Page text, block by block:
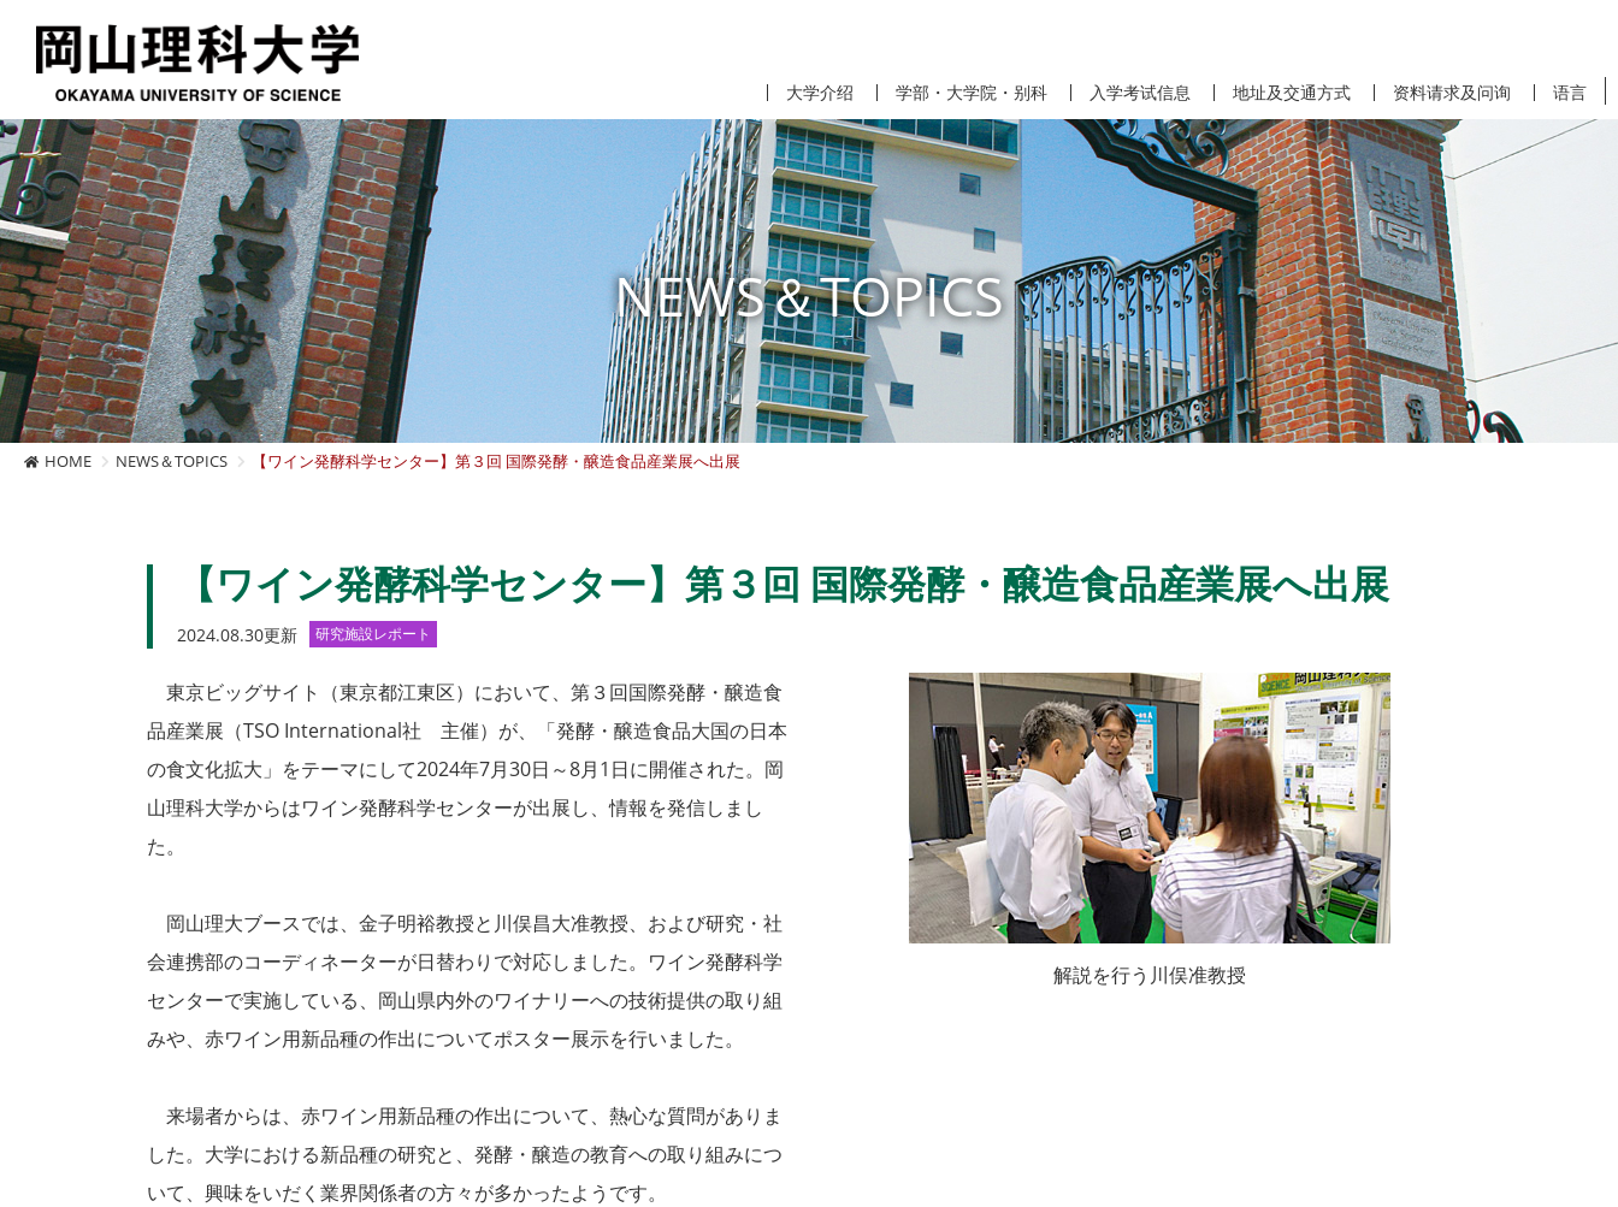
大学介绍 学部・大学院・别科 入学考试信息 地址及交通方式 资料请求及问询 语言
NEWS＆TOPICS
HOME NEWS＆TOPICS 【ワイン発酵科学センター】第３回 国際発酵・醸造食品産業展へ出展
【ワイン発酵科学センター】第３回 国際発酵・醸造食品産業展へ出展
2024.08.30更新 研究施設レポート
解説を行う川俣准教授
東京ビッグサイト（東京都江東区）において、第３回国際発酵・醸造食
品産業展（TSO International社 主催）が、「発酵・醸造食品大国の日本
の食文化拡大」をテーマにして2024年7月30日～8月1日に開催された。岡
山理科大学からはワイン発酵科学センターが出展し、情報を発信しまし
た。
岡山理大ブースでは、金子明裕教授と川俣昌大准教授、および研究・社
会連携部のコーディネーターが日替わりで対応しました。ワイン発酵科学
センターで実施している、岡山県内外のワイナリーへの技術提供の取り組
みや、赤ワイン用新品種の作出についてポスター展示を行いました。
来場者からは、赤ワイン用新品種の作出について、熱心な質問がありま
した。大学における新品種の研究と、発酵・醸造の教育への取り組みにつ
いて、興味をいだく業界関係者の方々が多かったようです。